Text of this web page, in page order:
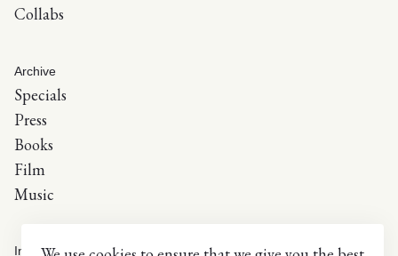
Collabs
Archive
Specials
Press
Books
Film
Music
Info